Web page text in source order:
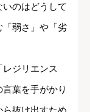
いのはどうして
弱さ」や「劣
ジリエンス
言葉を手がかり
抜け出すため